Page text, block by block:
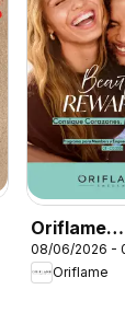
Oriflame
Catálogo
Rewards
08/06/2026 -
Oriflame